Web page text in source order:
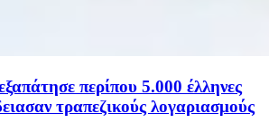
περίπου 5.000 έλληνες
τραπεζικούς λογαριασμούς